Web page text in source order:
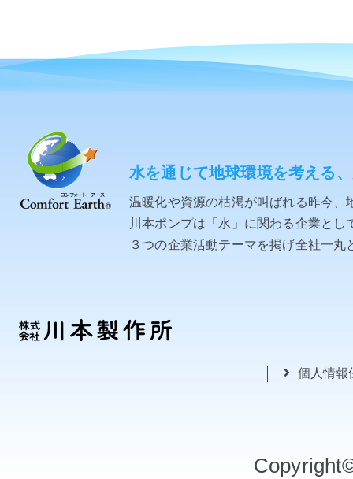
水を通じて地球環境を考える
温暖化や資源の枯渇が叫ばれる昨今
川本ポンプは「水」に関わる企業と
３つの企業活動テーマを掲げ全社一
個人情報